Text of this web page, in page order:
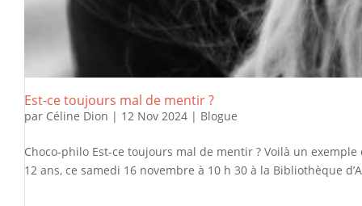
Est-ce toujours mal de mentir ?
par Céline Dion | 12 Nov 2024 | Blogue
Choco-philo Est-ce toujours mal de mentir ? Voilà un
12 ans, ce samedi 16 novembre à 10 h 30 à la Bibliothèque